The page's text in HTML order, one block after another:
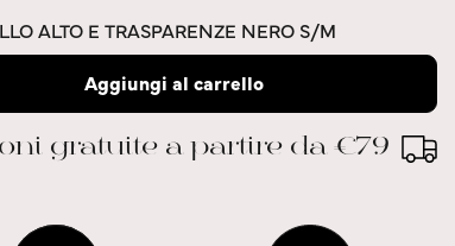
ALTO E TRASPARENZE NERO S/M
Aggiungi al carrello
gratuite a partire da €79